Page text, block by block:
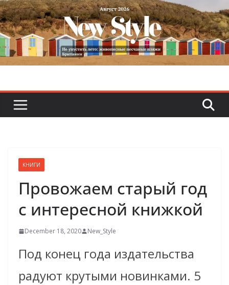
Skip
to
content
КНИГИ
Провожаем старый год
с интересной книжкой
December 18, 2020 New_Style
Под конец года издательства
радуют крутыми новинками. 5